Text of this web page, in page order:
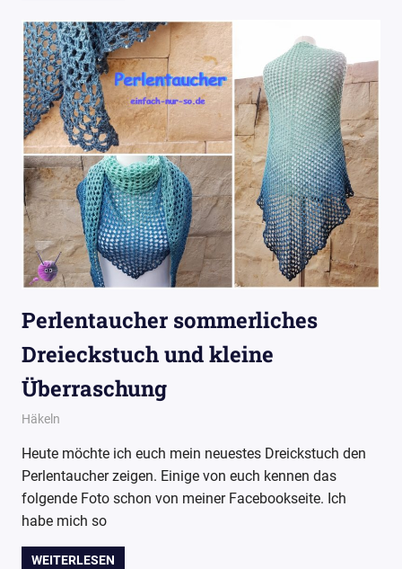
Perlentaucher sommerliches
Dreieckstuch und kleine
Überraschung
31. Mai 2017
Wollpoesie
Häkeln
Heute möchte ich euch mein neuestes Dreickstuch den
Perlentaucher zeigen. Einige von euch kennen das
folgende Foto schon von meiner Facebookseite. Ich
habe mich so
WEITERLESEN